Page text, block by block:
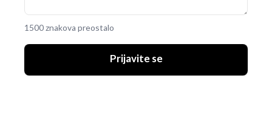
1500 znakova preostalo
Prijavite se